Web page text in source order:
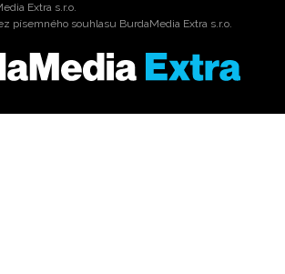
Extra s.r.o.
písemného souhlasu BurdaMedia Extra s.r.o.